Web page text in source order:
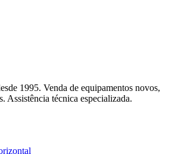
1995. Venda de equipamentos novos,
Assistência técnica especializada.